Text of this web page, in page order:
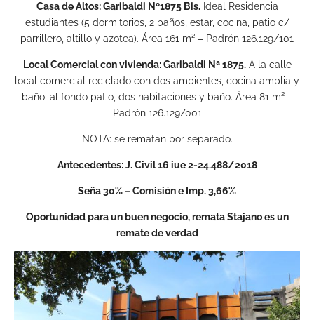
Casa de Altos: Garibaldi Nº1875 Bis.Ideal Residencia
estudiantes (5 dormitorios, 2 baños, estar, cocina, patio c/
parrillero, altillo y azotea). Área 161 m² – Padrón 126.129/101
Local Comercial con vivienda: Garibaldi Nª 1875.A la calle
local comercial reciclado con dos ambientes, cocina amplia y
baño; al fondo patio, dos habitaciones y baño. Área 81 m² –
Padrón 126.129/001
NOTA: se rematan por separado.
Antecedentes: J. Civil 16 iue 2-24.488/2018
Seña 30% – Comisión e Imp. 3,66%
Oportunidad para un buen negocio,remata Stajano es un
remate de verdad